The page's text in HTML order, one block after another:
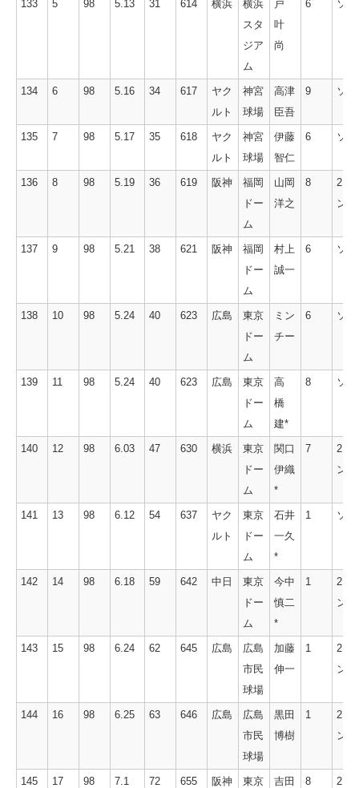
133 5 98 5.13 31 614 横浜
横浜
スタ
ジア
ム
戸
叶
尚
6 ソロ
134 6 98 5.16 34 617
ヤク
ルト
神宮
球場
高津
臣吾
9 ソロ
135 7 98 5.17 35 618
ヤク
ルト
神宮
球場
伊藤
智仁
6 ソロ
136 8 98 5.19 36 619 阪神
福岡
ドー
ム
山岡
洋之
8
2ラ
ン
137 9 98 5.21 38 621 阪神
福岡
ドー
ム
村上
誠一
6 ソロ
138 10 98 5.24 40 623 広島
東京
ドー
ム
ミン
チー
6 ソロ
139 11 98 5.24 40 623 広島
東京
ドー
ム
高
橋
建*
8 ソロ
140 12 98 6.03 47 630 横浜
東京
ドー
ム
関口
伊織
*
7
2ラ
ン
141 13 98 6.12 54 637
ヤク
ルト
東京
ドー
ム
石井
一久
*
1 ソロ
142 14 98 6.18 59 642 中日
東京
ドー
ム
今中
慎二
*
1
2ラ
ン
143 15 98 6.24 62 645 広島
広島
市民
球場
加藤
伸一
1
2ラ
ン
144 16 98 6.25 63 646 広島
広島
市民
球場
黒田
博樹
1
2ラ
ン
145 17 98 7.1 72 655 阪神
東京
吉田
8
2ラ